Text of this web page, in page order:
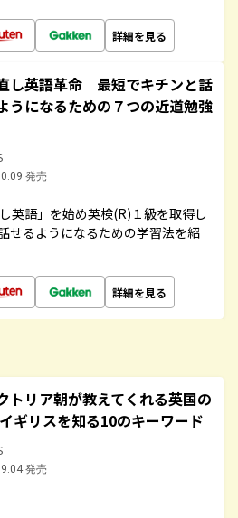
詳細を見る
し英語革命 最短でキチンと話
うになるための７つの近道勉強
発売
英語」を始め英検(R)１級を取得し
せるようになるための学習法を紹
詳細を見る
トリア朝が教えてくれる英国の
ギリスを知る10のキーワード
発売